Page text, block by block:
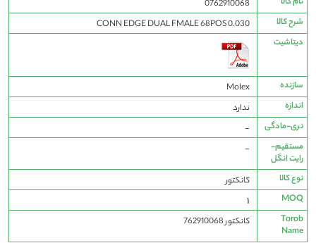
فنی
0762910068
شرح کالا
CONN EDGE DUAL FMALE 68POS 0.030
دیتاشیت
سازنده
Molex
اندازه
ندارد
نری-مادگی
-
مستقیم-
رایت انگل
-
نوع کالا
کانکتور
MOQ
1
Torob
Name
کانکتور 762910068